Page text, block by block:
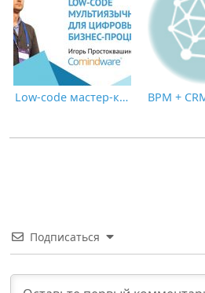
Low-code мастер-класс — инструкция по созданию мультиязычных приложений
Подписаться